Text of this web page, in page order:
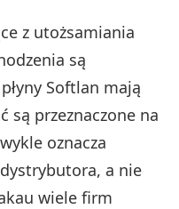
z utożsamiania
są
Softlan mają
są przeznaczone na
oznacza
a nie
wiele firm